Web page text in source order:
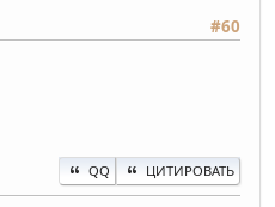
#60
QQ ЦИТИРОВАТЬ